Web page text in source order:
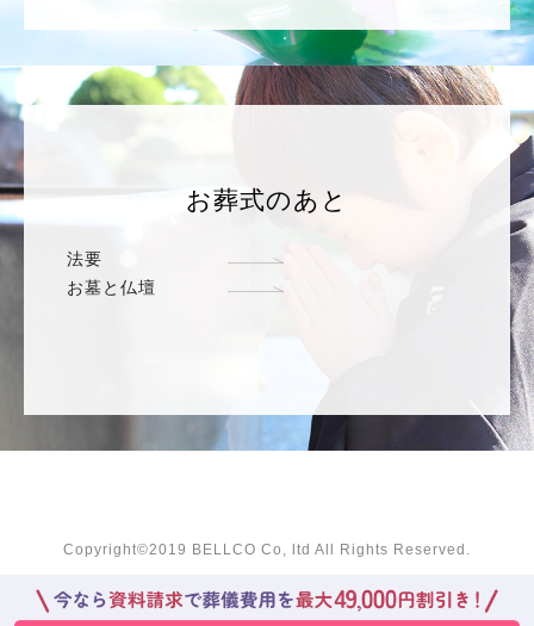
お葬式のあと
法要
お墓と仏壇
Copyright©2019 BELLCO Co, ltd All Rights Reserved.